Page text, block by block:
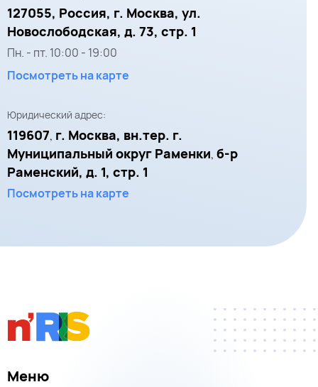
127055, Россия, г. Москва, ул.
Новослободская, д. 73, стр. 1
Пн. - пт. 10:00 - 19:00
Посмотреть на карте
Юридический адрес:
119607, г. Москва, вн.тер. г.
Муниципальный округ Раменки, б-р
Раменский, д. 1, стр. 1
Посмотреть на карте
Меню